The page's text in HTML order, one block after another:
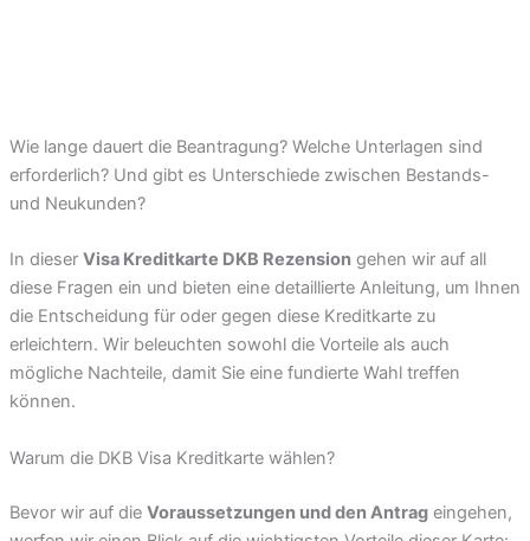
Wie lange dauert die Beantragung? Welche Unterlagen sind
erforderlich? Und gibt es Unterschiede zwischen Bestands-
und Neukunden?
In dieser Visa Kreditkarte DKB Rezensiongehen wir auf all
diese Fragen ein und bieten eine detaillierte Anleitung, um Ihnen
die Entscheidung für oder gegen diese Kreditkarte zu
erleichtern. Wir beleuchten sowohl die Vorteile als auch
mögliche Nachteile, damit Sie eine fundierte Wahl treffen
können.
Warum die DKB Visa Kreditkarte wählen?
Bevor wir auf die Voraussetzungen und den Antrageingehen,